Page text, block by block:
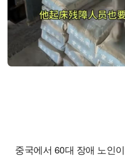
중국에서 60대 장애 노인